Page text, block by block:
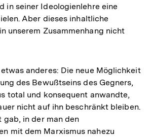
in seiner Ideologienlehre eine
Aber dieses inhaltliche
unserem Zusammenhang nicht
anderes: Die neue Möglichkeit
des Bewußtseins des Gegners,
total und konsequent anwandte,
nicht auf ihn beschränkt bleiben.
gab, in der man den
mit dem Marxismus nahezu